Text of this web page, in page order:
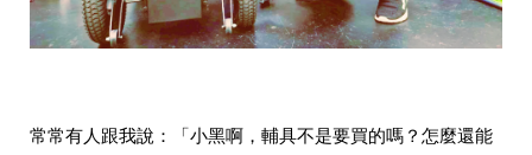
常常有人跟我說：「小黑啊，輔具不是要買的嗎？怎麼還能